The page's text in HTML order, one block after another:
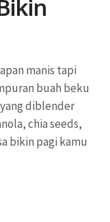
manis tapi
buah beku
diblender
chia seeds,
bikin pagi kamu